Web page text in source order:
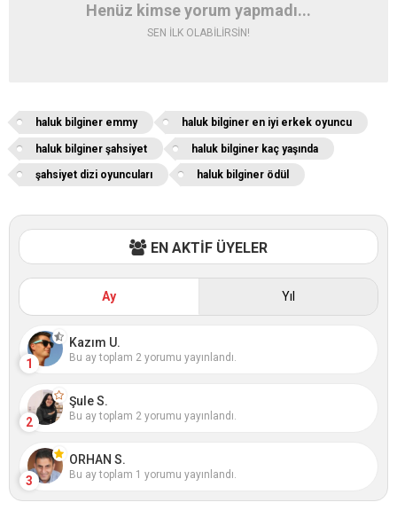
Henüz kimse yorum yapmadı...
SEN İLK OLABİLİRSİN!
haluk bilginer emmy haluk bilginer en iyi erkek oyuncu
haluk bilginer şahsiyet haluk bilginer kaç yaşında
şahsiyet dizi oyuncuları haluk bilginer ödül
EN AKTİF ÜYELER
Ay Yıl
1
Kazım U.
Bu ay toplam 2 yorumu yayınlandı.
2
Şule S.
Bu ay toplam 2 yorumu yayınlandı.
3
ORHAN S.
Bu ay toplam 1 yorumu yayınlandı.